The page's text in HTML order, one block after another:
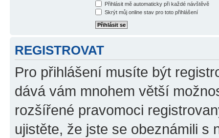
Přihlásit mě automaticky při každé návštěvě
Skrýt můj online stav pro toto přihlášení
REGISTROVAT
Pro přihlášení musíte být
dává vám mnohem větší
rozšířené pravomoci
ujistěte, že jste se obeznámili s